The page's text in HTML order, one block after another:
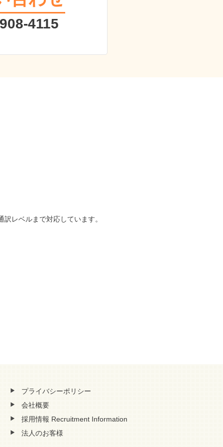
4115
レベルまで対応しています。
プライバシーポリシー
会社概要
採用情報 Recruitment Information
法人のお客様